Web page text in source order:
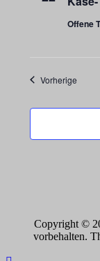
Offene
Vorherige
Copyright ©
vorbehalten.